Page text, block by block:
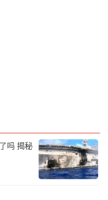
吗 揭秘